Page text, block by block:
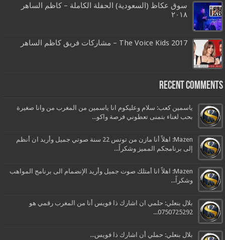
سوق عكاظ (السعودية) الحفلة الكاملة – كاظم الساهر
٢٠١٨
The Voice Kids 2017 – مشاركات فريق كاظم الساهر
Recent Comments
ياسمين كعب: سلام وعليكوم انا ياسمين من المغرب من وانا صغيرة
بحب لغناء بتمنى تعطوني فرصة واكو...
Mazen: اهلاً أنا مازن من تونس 22 سنة صوتي جميل وأريد ان أنظم
إلى برنامجكم المميز وشكراً...
Mazen: اهلاً انا أمتلك صوت جميل وأريد الإنضمام الى برنامج المواهب
وشكراً...
بلال بنعلي: حلمي ان اشارك ذا فويس أنا من المغرب رقمي هو
0750725292...
بلال بنعلي: حملي أن اشارك ذا فويس...